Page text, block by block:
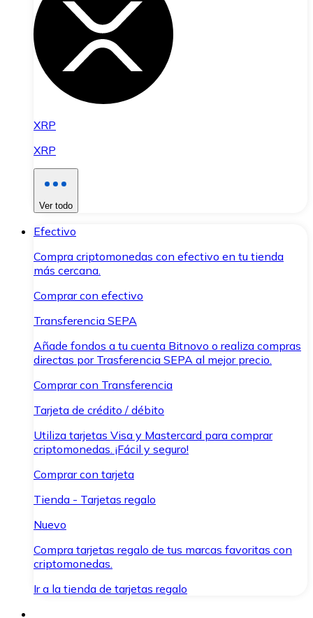
XRP
XRP
Ver todo
Efectivo
Compra criptomonedas con efectivo en tu tienda
más cercana.
Comprar con efectivo
Transferencia SEPA
Añade fondos a tu cuenta Bitnovo o realiza compras
directas por Trasferencia SEPA al mejor precio.
Comprar con Transferencia
Tarjeta de crédito / débito
Utiliza tarjetas Visa y Mastercard para comprar
criptomonedas. ¡Fácil y seguro!
Comprar con tarjeta
Tienda - Tarjetas regalo
Nuevo
Compra tarjetas regalo de tus marcas favoritas con
criptomonedas.
Ir a la tienda de tarjetas regalo